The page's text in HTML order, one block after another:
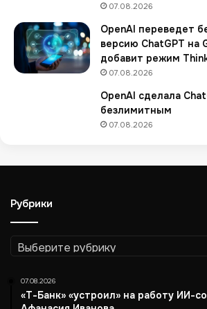
н
т
д
п
а
р
а
07.08.2026
OpenAI переведет
версию ChatGPT на
добавит режим
07.08.2026
OpenAI сделала
безлимитным
07.08.2026
Рубрики
Рубрики
07.08.2026
«Т-Банк» «устроил» на работу ИИ-